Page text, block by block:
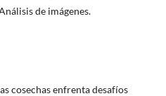
de imágenes.
cosechas enfrenta desafíos